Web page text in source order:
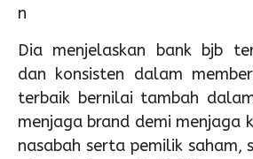
n
Dia menjelaskan bank bjb
dan konsisten dalam
terbaik bernilai tambah
menjaga brand demi menjaga
nasabah serta pemilik saham,